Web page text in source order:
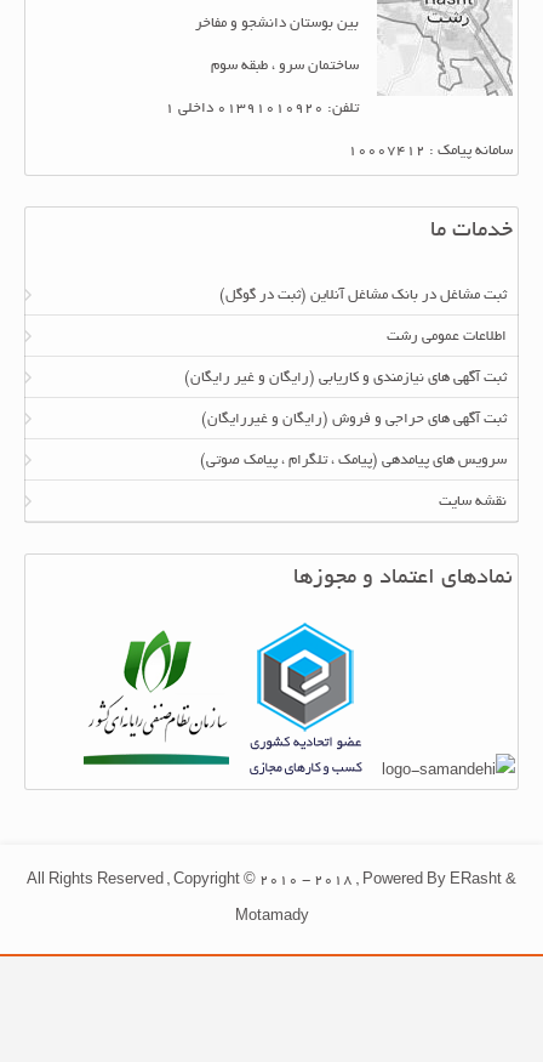
بین بوستان دانشجو و مفاخر
ساختمان سرو ، طبقه سوم
تلفن: 01391010920 داخلی 1
سامانه پیامک : 10007412
خدمات ما
ثبت مشاغل در بانک مشاغل آنلاین (ثبت در گوگل)
اطلاعات عمومی رشت
ثبت آگهی های نیازمندی و کاریابی (رایگان و غیر رایگان)
ثبت آگهی های حراجی و فروش (رایگان و غیررایگان)
سرویس های پیامدهی (پیامک ، تلگرام ، پیامک صوتی)
نقشه سایت
نمادهای اعتماد و مجوزها
All Rights Reserved , Copyright © 2010 - 2018 , Powered By ERasht &
Motamady